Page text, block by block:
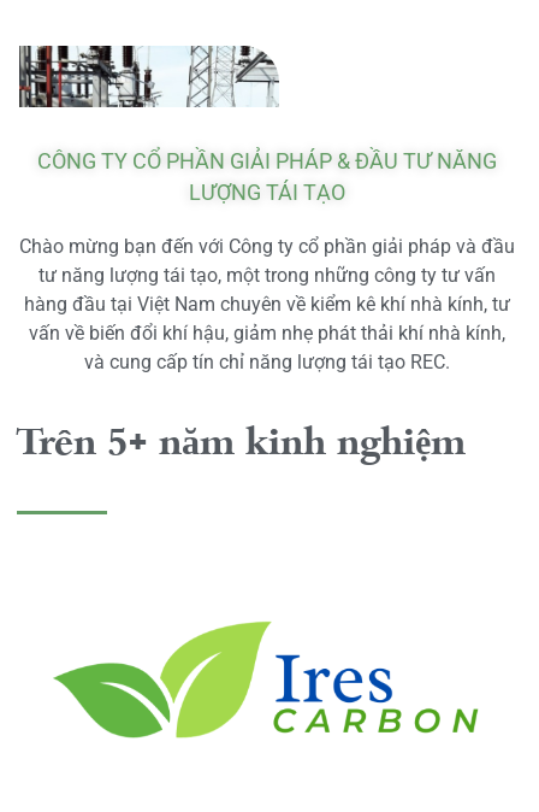
CÔNG TY CỔ PHẦN GIẢI PHÁP & ĐẦU TƯ NĂNG
LƯỢNG TÁI TẠO
Chào mừng bạn đến với Công ty cổ phần giải pháp và đầu
tư năng lượng tái tạo, một trong những công ty tư vấn
hàng đầu tại Việt Nam chuyên về kiểm kê khí nhà kính, tư
vấn về biến đổi khí hậu, giảm nhẹ phát thải khí nhà kính,
và cung cấp tín chỉ năng lượng tái tạo REC.
Trên 5+ năm kinh nghiệm